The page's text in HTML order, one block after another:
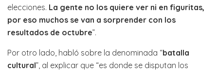
elecciones. La gente no los quiere ver ni en figuritas,
por eso muchos se van a sorprender con los
resultados de octubre”.
Por otro lado, habló sobre la denominada “batalla
cultural”, al explicar que “es donde se disputan los